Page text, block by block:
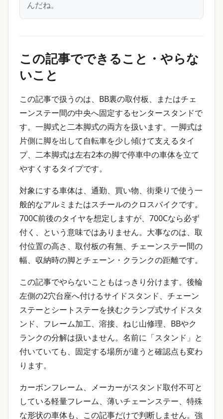
んだね。
この記事でできること・やらな
いこと
この記事で扱うのは、BB裏の取付板、またはチェ
ーンステー間の中央へ固定するセンタースタンドで
す。一脚式と二本脚式の両方を扱います。一脚式は
片側に脚を出して自転車を少し傾けて支えるタイ
プ、二本脚式は左右2本の脚で停車中の車体を立て
やすくするタイプです。
対象にする車体は、通勤、買い物、街乗りで使う一
般的なアルミまたはスチールのクロスバイクです。
700C前後のタイヤを想定しますが、700Cなら必ず
付く、という意味ではありません。大事なのは、取
付位置の高さ、取付板の有無、チェーンステー間の
幅、収納時の脚とチェーン・クランクの距離です。
この記事でやらないこともはっきり分けます。後輪
左側の2穴台座へ付けるサイドスタンド、チェーン
ステーとシートステーを挟むクランプ式サイドスタ
ンド、フレーム加工、溶接、ねじ山修理、BBやク
ランクの分解は扱いません。名前に「スタンド」と
付いていても、固定する場所が違うと確認点も変わ
ります。
カーボンフレーム、メーカーがスタンド取付不可と
している軽量フレーム、薄いチェーンステー、特殊
な形状の車体も、この記事だけで判断しません。強